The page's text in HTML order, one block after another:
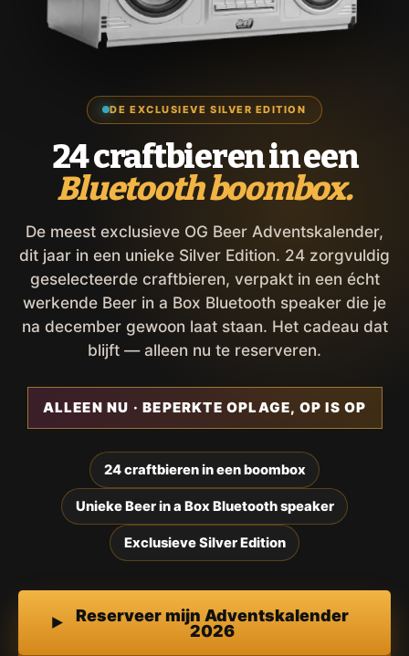
DE EXCLUSIEVE SILVER EDITION
24 craftbieren in een
Bluetooth boombox.
De meest exclusieve OG Beer Adventskalender,
dit jaar in een unieke Silver Edition. 24 zorgvuldig
geselecteerde craftbieren, verpakt in een écht
werkende Beer in a Box Bluetooth speaker die je
na december gewoon laat staan. Het cadeau dat
blijft — alleen nu te reserveren.
ALLEEN NU · BEPERKTE OPLAGE, OP IS OP
24 craftbieren in een boombox
Unieke Beer in a Box Bluetooth speaker
Exclusieve Silver Edition
Reserveer mijn Adventskalender
2026